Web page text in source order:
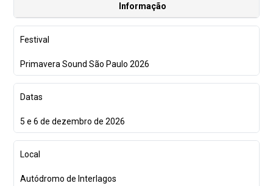
Informação
Festival
Primavera Sound São Paulo 2026
Datas
5 e 6 de dezembro de 2026
Local
Autódromo de Interlagos